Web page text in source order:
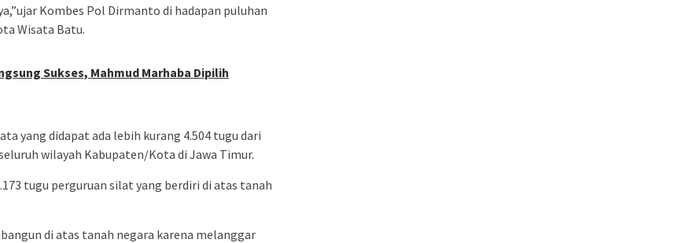
Kombes Pol Dirmanto di hadapan puluhan
Wisata Batu.
Sukses, Mahmud Marhaba Dipilih
yang didapat ada lebih kurang 4.504 tugu dari
wilayah Kabupaten/Kota di Jawa Timur.
tugu perguruan silat yang berdiri di atas tanah
di atas tanah negara karena melanggar